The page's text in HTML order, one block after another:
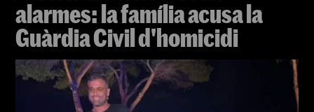
alarmes: la família acusa la
Guàrdia Civil d'homicidi